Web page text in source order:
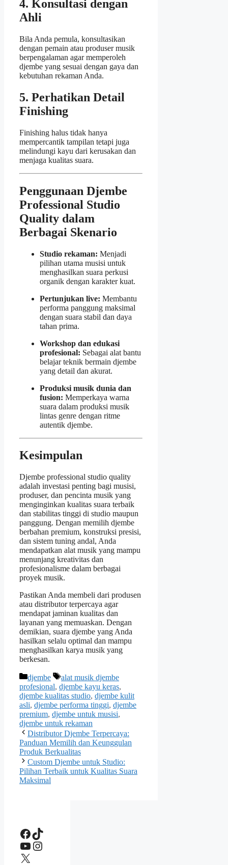
4. Konsultasi dengan
Ahli
Bila Anda pemula, konsultasikan
dengan pemain atau produser musik
berpengalaman agar memperoleh
djembe yang sesuai dengan gaya dan
kebutuhan rekaman Anda.
5. Perhatikan Detail
Finishing
Finishing halus tidak hanya
mempercantik tampilan tetapi juga
melindungi kayu dari kerusakan dan
menjaga kualitas suara.
Penggunaan Djembe
Professional Studio
Quality dalam
Berbagai Skenario
Studio rekaman: Menjadi
pilihan utama musisi untuk
menghasilkan suara perkusi
organik dengan karakter kuat.
Pertunjukan live: Membantu
performa panggung maksimal
dengan suara stabil dan daya
tahan prima.
Workshop dan edukasi
profesional: Sebagai alat bantu
belajar teknik bermain djembe
yang detail dan akurat.
Produksi musik dunia dan
fusion: Memperkaya warna
suara dalam produksi musik
lintas genre dengan ritme
autentik djembe.
Kesimpulan
Djembe professional studio quality
adalah investasi penting bagi musisi,
produser, dan pencinta musik yang
menginginkan kualitas suara terbaik
dan stabilitas tinggi di studio maupun
panggung. Dengan memilih djembe
berbahan premium, konstruksi presisi,
dan sistem tuning andal, Anda
mendapatkan alat musik yang mampu
menunjang kreativitas dan
profesionalisme dalam berbagai
proyek musik.
Pastikan Anda membeli dari produsen
atau distributor terpercaya agar
mendapat jaminan kualitas dan
layanan yang memuaskan. Dengan
demikian, suara djembe yang Anda
hasilkan selalu optimal dan mampu
menghasilkan karya musik yang
berkesan.
Categories
djembe Tags
alat musik djembe
profesional, djembe kayu keras,
djembe kualitas studio, djembe kulit
asli, djembe performa tinggi, djembe
premium, djembe untuk musisi,
djembe untuk rekaman
Distributor Djembe Terpercaya:
Panduan Memilih dan Keunggulan
Produk Berkualitas
Custom Djembe untuk Studio:
Pilihan Terbaik untuk Kualitas Suara
Maksimal
Facebook
TikTok
YouTube
Instagram
X